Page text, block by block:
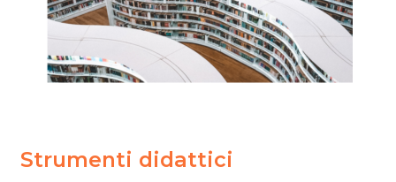
Strumenti
Strumenti didattici